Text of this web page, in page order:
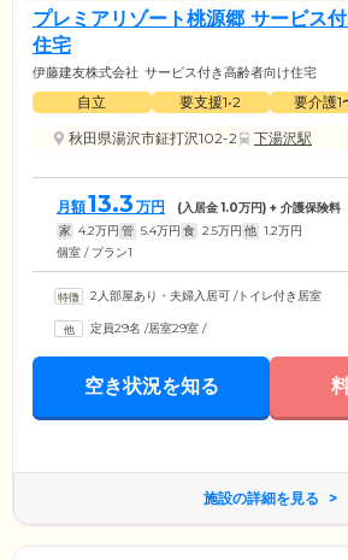
プレミアリゾート桃源郷 サービス
住宅
伊藤建友株式会社 サービス付き高齢者向け住宅
自立 要支援1•2 要介護1
秋田県湯沢市鉦打沢102-2
下湯沢駅
月額13.3 万円 (入居金1.0万円) + 介護保険料
家 4.2万円 管 5.4万円 食 2.5万円 他 1.2万円
個室 / プラン1
2人部屋あり・夫婦入居可 /トイレ付き居室
定員29名 /居室29室 /
空き状況を知る
施設の詳細を見る